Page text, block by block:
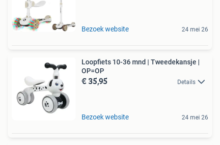
Bezoek website 24 mei 26
Loopfiets 10-36 mnd | Tweedekansje |
OP=OP
€ 35,95 Details
Bezoek website 24 mei 26